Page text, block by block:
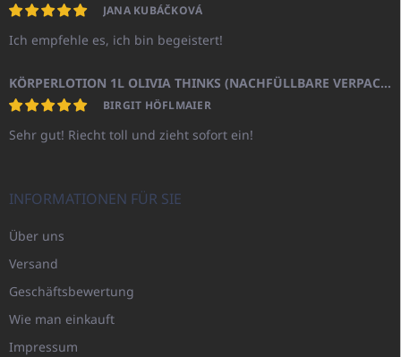
JANA KUBÁČKOVÁ
Ich empfehle es, ich bin begeistert!
KÖRPERLOTION 1L OLIVIA THINKS (NACHFÜLLBARE VERPACKUNG)
BIRGIT HÖFLMAIER
Sehr gut! Riecht toll und zieht sofort ein!
INFORMATIONEN FÜR SIE
Über uns
Versand
Geschäftsbewertung
Wie man einkauft
Impressum